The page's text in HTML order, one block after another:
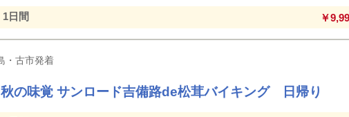
1日間 ￥
・古市発着
秋の味覚 サンロード吉備路de松茸バイキング 日帰り